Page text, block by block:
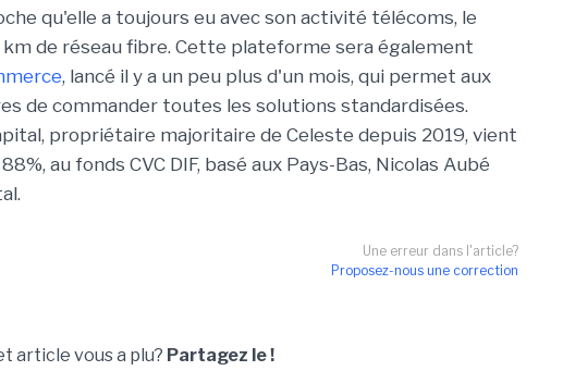
qu'elle a toujours eu avec son activité télécoms, le
de réseau fibre. Cette plateforme sera également
, lancé il y a un peu plus d'un mois, qui permet aux
de commander toutes les solutions standardisées.
propriétaire majoritaire de Celeste depuis 2019, vient
au fonds CVC DIF, basé aux Pays-Bas, Nicolas Aubé
Une erreur dans l'article?
Proposez-nous une correction
article vous a plu? Partagez le !